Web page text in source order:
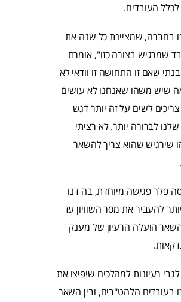
העובדים.
בחברה, שמציינת כל שנה את
שמרגיש בצורה כזו", אומרת
שאם זו התחושה זו וודאי לא
שיש משהו שאנחנו לא עושים
לשים על זה יותר דגש
לברורה יותר. לא רציתי
שירגיש שהוא צריך להשאר
פלר פגישה מיוחדת, בה דנו
להעביר את מסר השוויון עד
השאר הועלה הרעיון של מענק
רעיונות למהלכים שיפיצו את
בעובדים הלהט"בים, ובין השאר